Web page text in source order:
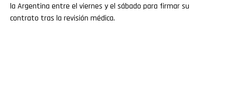
la Argentina entre el viernes y el sábado para firmar su
contrato tras la revisión médica.